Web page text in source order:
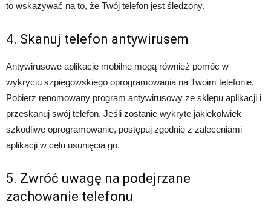
to wskazywać na to, że Twój telefon jest śledzony.
4. Skanuj telefon antywirusem
Antywirusowe aplikacje mobilne mogą również pomóc w
wykryciu szpiegowskiego oprogramowania na Twoim telefonie.
Pobierz renomowany program antywirusowy ze sklepu aplikacji i
przeskanuj swój telefon. Jeśli zostanie wykryte jakiekolwiek
szkodliwe oprogramowanie, postępuj zgodnie z zaleceniami
aplikacji w celu usunięcia go.
5. Zwróć uwagę na podejrzane
zachowanie telefonu